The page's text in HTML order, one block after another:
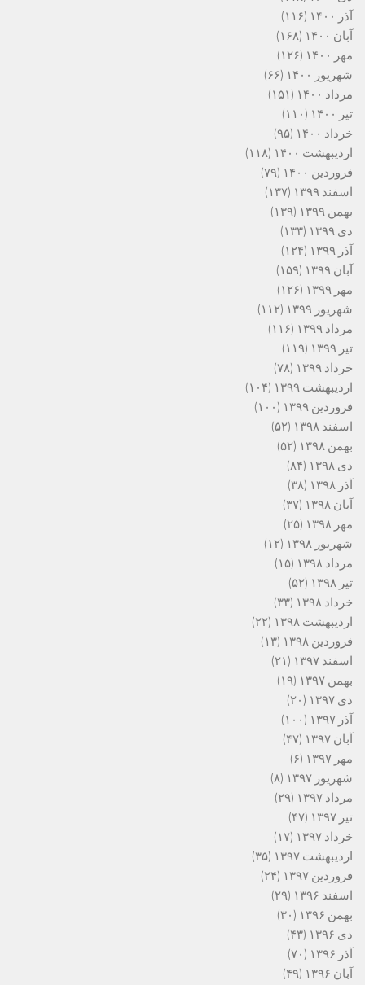
آذر ۱۴۰۰
(۱۱۶)
آبان ۱۴۰۰
(۱۶۸)
مهر ۱۴۰۰
(۱۲۶)
شهریور ۱۴۰۰
(۶۶)
مرداد ۱۴۰۰
(۱۵۱)
تیر ۱۴۰۰
(۱۱۰)
خرداد ۱۴۰۰
(۹۵)
اردیبهشت ۱۴۰۰
(۱۱۸)
فروردین ۱۴۰۰
(۷۹)
اسفند ۱۳۹۹
(۱۳۷)
بهمن ۱۳۹۹
(۱۳۹)
دی ۱۳۹۹
(۱۳۳)
آذر ۱۳۹۹
(۱۲۴)
آبان ۱۳۹۹
(۱۵۹)
مهر ۱۳۹۹
(۱۲۶)
شهریور ۱۳۹۹
(۱۱۲)
مرداد ۱۳۹۹
(۱۱۶)
تیر ۱۳۹۹
(۱۱۹)
خرداد ۱۳۹۹
(۷۸)
اردیبهشت ۱۳۹۹
(۱۰۴)
فروردین ۱۳۹۹
(۱۰۰)
اسفند ۱۳۹۸
(۵۲)
بهمن ۱۳۹۸
(۵۲)
دی ۱۳۹۸
(۸۴)
آذر ۱۳۹۸
(۳۸)
آبان ۱۳۹۸
(۳۷)
مهر ۱۳۹۸
(۲۵)
شهریور ۱۳۹۸
(۱۲)
مرداد ۱۳۹۸
(۱۵)
تیر ۱۳۹۸
(۵۲)
خرداد ۱۳۹۸
(۳۳)
اردیبهشت ۱۳۹۸
(۲۲)
فروردین ۱۳۹۸
(۱۳)
اسفند ۱۳۹۷
(۲۱)
بهمن ۱۳۹۷
(۱۹)
دی ۱۳۹۷
(۲۰)
آذر ۱۳۹۷
(۱۰۰)
آبان ۱۳۹۷
(۴۷)
مهر ۱۳۹۷
(۶)
شهریور ۱۳۹۷
(۸)
مرداد ۱۳۹۷
(۲۹)
تیر ۱۳۹۷
(۴۷)
خرداد ۱۳۹۷
(۱۷)
اردیبهشت ۱۳۹۷
(۳۵)
فروردین ۱۳۹۷
(۲۴)
اسفند ۱۳۹۶
(۲۹)
بهمن ۱۳۹۶
(۳۰)
دی ۱۳۹۶
(۴۳)
آذر ۱۳۹۶
(۷۰)
آبان ۱۳۹۶
(۴۹)